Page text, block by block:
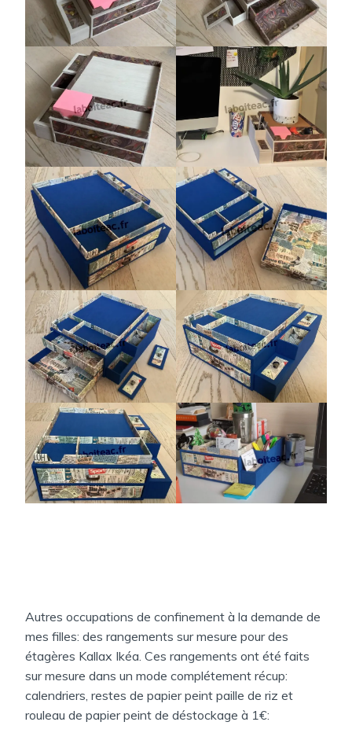
Autres occupations de confinement à la demande de
mes filles: des rangements sur mesure pour des
étagères Kallax Ikéa. Ces rangements ont été faits
sur mesure dans un mode complétement récup:
calendriers, restes de papier peint paille de riz et
rouleau de papier peint de déstockage à 1€: